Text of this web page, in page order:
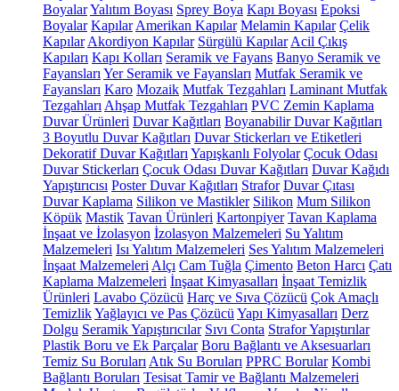
BoyalarYalıtım Boyası Sprey Boya Kapı Boyası Epoksi
Boyalar Kapılar Amerikan Kapılar Melamin Kapılar Çelik
Kapılar Akordiyon Kapılar Sürgülü Kapılar Acil Çıkış
Kapıları Kapı Kolları Seramik ve Fayans Banyo Seramik ve
Fayansları Yer Seramik ve Fayansları Mutfak Seramik ve
Fayansları Karo Mozaik Mutfak Tezgahları Laminant Mutfak
Tezgahları Ahşap Mutfak Tezgahları PVC Zemin Kaplama
Duvar Ürünleri Duvar Kağıtları Boyanabilir Duvar Kağıtları
3 Boyutlu Duvar Kağıtları Duvar Stickerları ve Etiketleri
Dekoratif Duvar Kağıtları Yapışkanlı Folyolar Çocuk Odası
Duvar Stickerları Çocuk Odası Duvar Kağıtları Duvar Kağıdı
Yapıştırıcısı Poster Duvar Kağıtları Strafor Duvar Çıtası
Duvar Kaplama Silikon ve Mastikler Silikon Mum Silikon
Köpük Mastik Tavan Ürünleri Kartonpiyer Tavan Kaplama
İnşaat ve İzolasyon İzolasyon Malzemeleri Su Yalıtım
Malzemeleri Isı Yalıtım Malzemeleri Ses Yalıtım Malzemeleri
İnşaat Malzemeleri Alçı Cam Tuğla Çimento Beton Harcı Çatı
Kaplama Malzemeleri İnşaat Kimyasalları İnşaat Temizlik
Ürünleri Lavabo Çözücü Harç ve Sıva Çözücü Çok Amaçlı
TemizlikYağlayıcı ve Pas Çözücü Yapı Kimyasalları Derz
Dolgu Seramik Yapıştırıcılar Sıvı Conta Strafor Yapıştırılar
Plastik Boru ve Ek Parçalar Boru Bağlantı ve Aksesuarları
Temiz Su Boruları Atık Su Boruları PPRC Borular Kombi
Bağlantı Boruları Tesisat Tamir ve Bağlantı Malzemeleri